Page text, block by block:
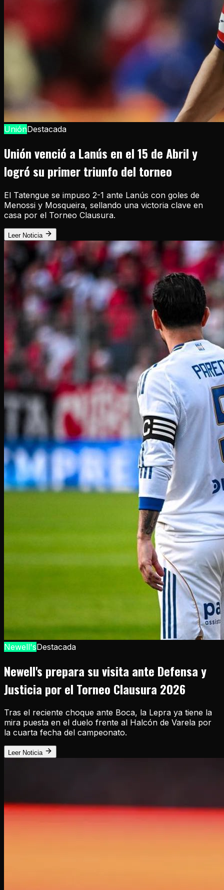
UniónDestacada
Unión venció a Lanús en el 15 de Abril y
logró su primer triunfo del torneo
El Tatengue se impuso 2-1 ante Lanús con goles de
Menossi y Mosqueira, sellando una victoria clave en
casa por el Torneo Clausura.
Leer Noticia
Newell'sDestacada
Newell's prepara su visita ante Defensa y
Justicia por el Torneo Clausura 2026
Tras el reciente choque ante Boca, la Lepra ya tiene la
mira puesta en el duelo frente al Halcón de Varela por
la cuarta fecha del campeonato.
Leer Noticia